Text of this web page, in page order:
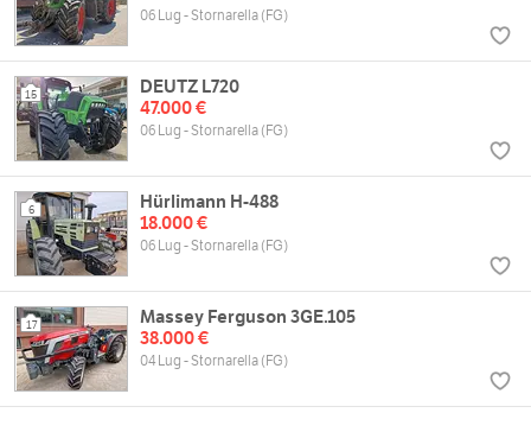
06 Lug - Stornarella (FG)
15
DEUTZ L720
47.000 €
06 Lug - Stornarella (FG)
6
Hürlimann H-488
18.000 €
06 Lug - Stornarella (FG)
17
Massey Ferguson 3GE.105
38.000 €
04 Lug - Stornarella (FG)